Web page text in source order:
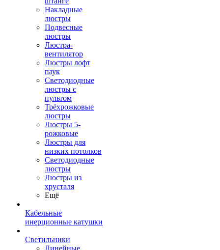
Накладные
люстры
Подвесные
люстры
Люстра-
вентилятор
Люстры лофт
паук
Светодиодные
люстры с
пультом
Трёхрожковые
люстры
Люстры 5-
рожковые
Люстры для
низких потолков
Cветодиодные
люстры
Люстры из
хрусталя
Ещё
Кабельные
инерционные катушки
Светильники
Линейные